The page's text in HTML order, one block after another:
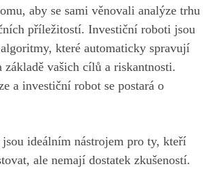
aby se sami věnovali analýze trhu
příležitostí. Investiční roboti jsou
které automaticky spravují
základě vašich cílů a riskantnosti.
a investiční robot se postará o
ideálním nástrojem pro ty, kteří
ale nemají dostatek zkušeností.